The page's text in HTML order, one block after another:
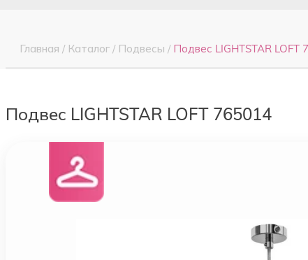
Главная / Каталог / Подвесы / Подвес LIGHTSTAR LOFT
Подвес LIGHTSTAR LOFT 765014